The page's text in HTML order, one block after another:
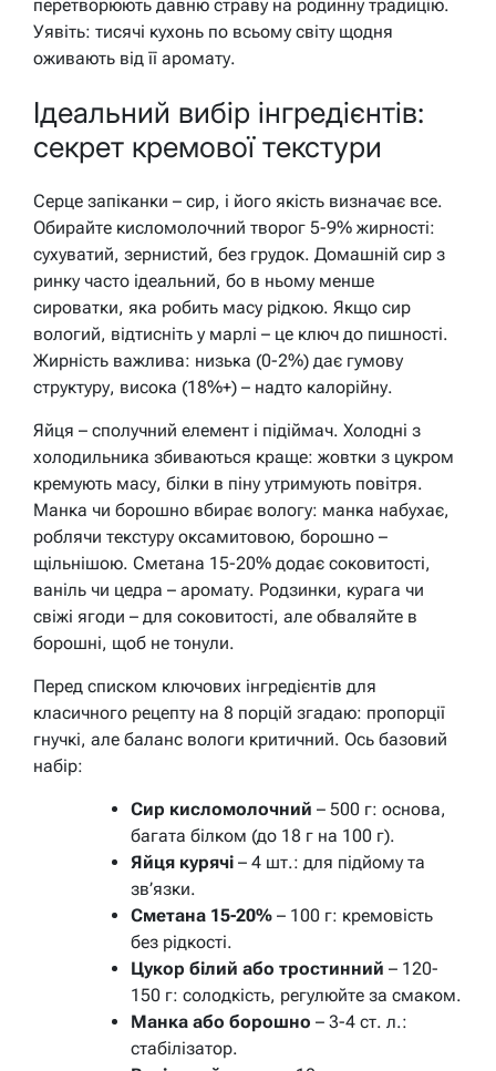
перетворюють давню страву на родинну традицію.
Уявіть: тисячі кухонь по всьому світу щодня
оживають від її аромату.
Ідеальний вибір інгредієнтів:
секрет кремової текстури
Серце запіканки – сир, і його якість визначає все.
Обирайте кисломолочний творог 5-9% жирності:
сухуватий, зернистий, без грудок. Домашній сир з
ринку часто ідеальний, бо в ньому менше
сироватки, яка робить масу рідкою. Якщо сир
вологий, відтисніть у марлі – це ключ до пишності.
Жирність важлива: низька (0-2%) дає гумову
структуру, висока (18%+) – надто калорійну.
Яйця – сполучний елемент і підіймач. Холодні з
холодильника збиваються краще: жовтки з цукром
кремують масу, білки в піну утримують повітря.
Манка чи борошно вбирає вологу: манка набухає,
роблячи текстуру оксамитовою, борошно –
щільнішою. Сметана 15-20% додає соковитості,
ваніль чи цедра – аромату. Родзинки, курага чи
свіжі ягоди – для соковитості, але обваляйте в
борошні, щоб не тонули.
Перед списком ключових інгредієнтів для
класичного рецепту на 8 порцій згадаю: пропорції
гнучкі, але баланс вологи критичний. Ось базовий
набір:
Сир кисломолочний – 500 г: основа,
багата білком (до 18 г на 100 г).
Яйця курячі – 4 шт.: для підйому та
зв’язки.
Сметана 15-20% – 100 г: кремовість
без рідкості.
Цукор білий або тростинний – 120-
150 г: солодкість, регулюйте за смаком.
Манка або борошно – 3-4 ст. л.:
стабілізатор.